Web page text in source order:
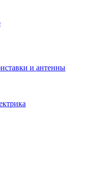
и антенны